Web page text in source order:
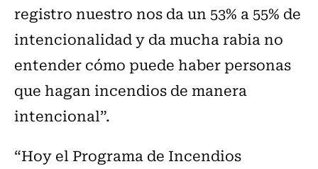
registro nuestro nos da un 53% a 55% de
intencionalidad y da mucha rabia no
entender cómo puede haber personas
que hagan incendios de manera
intencional”.
“Hoy el Programa de Incendios